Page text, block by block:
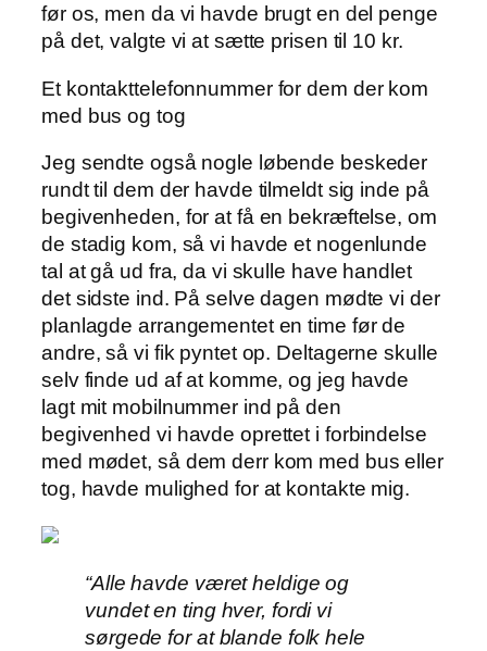
før os, men da vi havde brugt en del penge
på det, valgte vi at sætte prisen til 10 kr.
Et kontakttelefonnummer for dem der kom
med bus og tog
Jeg sendte også nogle løbende beskeder
rundt til dem der havde tilmeldt sig inde på
begivenheden, for at få en bekræftelse, om
de stadig kom, så vi havde et nogenlunde
tal at gå ud fra, da vi skulle have handlet
det sidste ind. På selve dagen mødte vi der
planlagde arrangementet en time før de
andre, så vi fik pyntet op. Deltagerne skulle
selv finde ud af at komme, og jeg havde
lagt mit mobilnummer ind på den
begivenhed vi havde oprettet i forbindelse
med mødet, så dem derr kom med bus eller
tog, havde mulighed for at kontakte mig.
“Alle havde været heldige og
vundet en ting hver, fordi vi
sørgede for at blande folk hele